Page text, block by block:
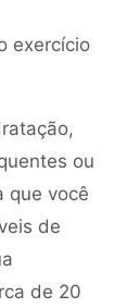
exercício
ou
que você
de
de 20